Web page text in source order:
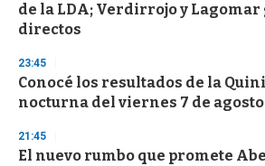
de la LDA; Verdirrojo y
directos
23:45
Conocé los resultados de la
nocturna del viernes 7 de agosto
21:45
El nuevo rumbo que promete